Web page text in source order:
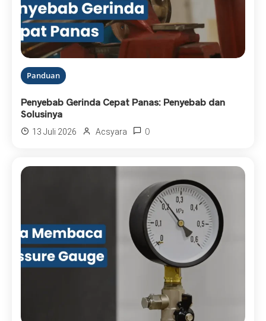
Panduan
Penyebab Gerinda Cepat Panas: Penyebab dan
Solusinya
13 Juli 2026 Acsyara 0